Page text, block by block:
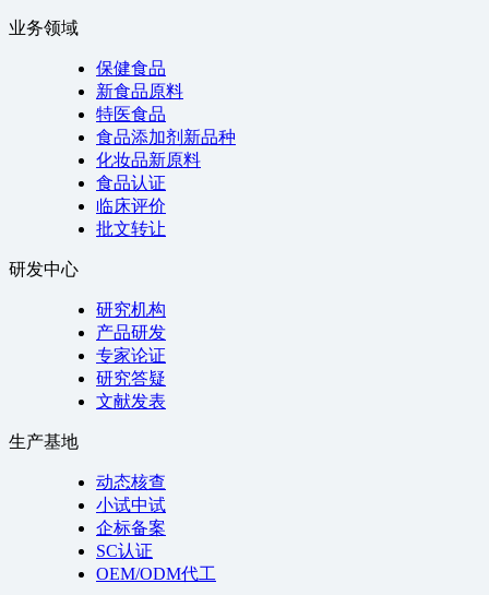
业务领域
保健食品
新食品原料
特医食品
食品添加剂新品种
化妆品新原料
食品认证
临床评价
批文转让
研发中心
研究机构
产品研发
专家论证
研究答疑
文献发表
生产基地
动态核查
小试中试
企标备案
SC认证
OEM/ODM代工